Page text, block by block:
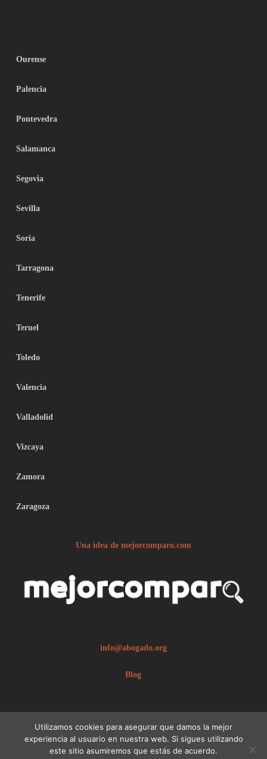
Ourense
Palencia
Pontevedra
Salamanca
Segovia
Sevilla
Soria
Tarragona
Tenerife
Teruel
Toledo
Valencia
Valladolid
Vizcaya
Zamora
Zaragoza
Una idea de mejorcomparo.com
info@abogado.org
Blog
© 2026 abogado.org.Aviso legal
Utilizamos cookies para asegurar que damos la mejor
experiencia al usuario en nuestra web. Si sigues utilizando
este sitio asumiremos que estás de acuerdo.